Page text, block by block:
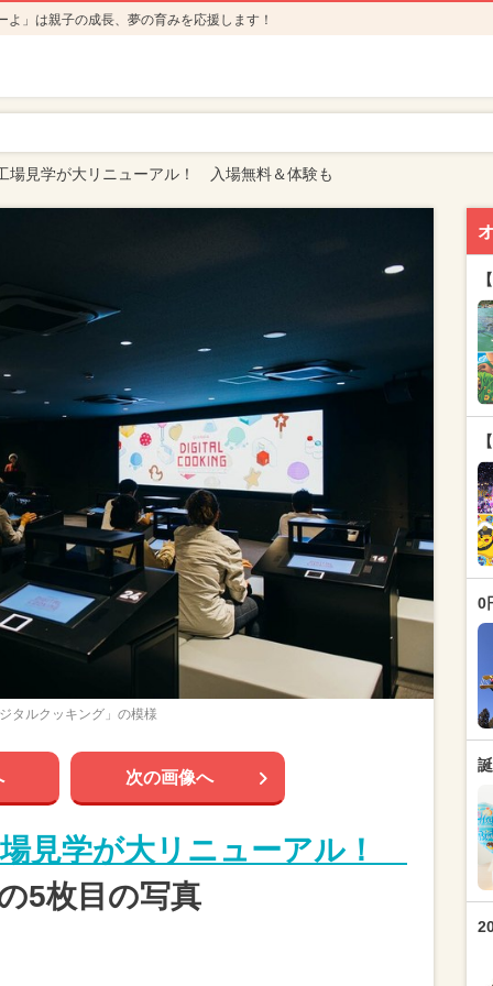
」は親子の成長、夢の育みを応援します！
場見学が大リニューアル！ 入場無料＆体験も
タルクッキング」の模様
次の画像へ
見学が大リニューアル！
5枚目の写真
0